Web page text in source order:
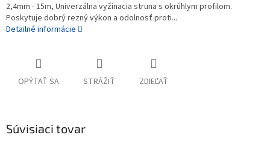
2,4mm - 15m, Univerzálna vyžínacia struna s okrúhlym profilom.
Poskytuje dobrý rezný výkon a odolnosť proti...
Detailné informácie
OPÝTAŤ SA STRÁŽIŤ ZDIEĽAŤ
Súvisiaci tovar